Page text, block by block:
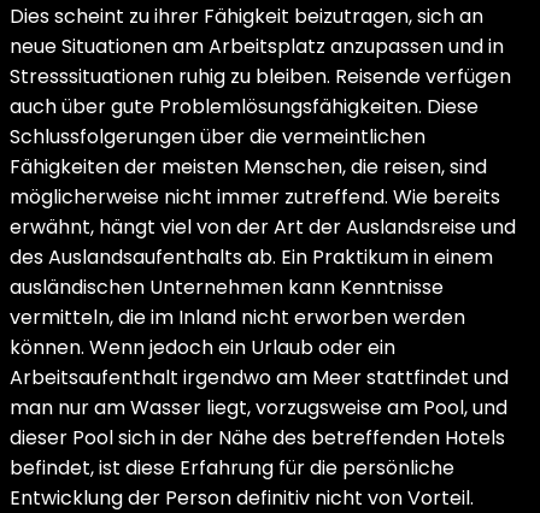
Dies scheint zu ihrer Fähigkeit beizutragen, sich an
neue Situationen am Arbeitsplatz anzupassen und in
Stresssituationen ruhig zu bleiben. Reisende verfügen
auch über gute Problemlösungsfähigkeiten. Diese
Schlussfolgerungen über die vermeintlichen
Fähigkeiten der meisten Menschen, die reisen, sind
möglicherweise nicht immer zutreffend. Wie bereits
erwähnt, hängt viel von der Art der Auslandsreise und
des Auslandsaufenthalts ab. Ein Praktikum in einem
ausländischen Unternehmen kann Kenntnisse
vermitteln, die im Inland nicht erworben werden
können. Wenn jedoch ein Urlaub oder ein
Arbeitsaufenthalt irgendwo am Meer stattfindet und
man nur am Wasser liegt, vorzugsweise am Pool, und
dieser Pool sich in der Nähe des betreffenden Hotels
befindet, ist diese Erfahrung für die persönliche
Entwicklung der Person definitiv nicht von Vorteil.